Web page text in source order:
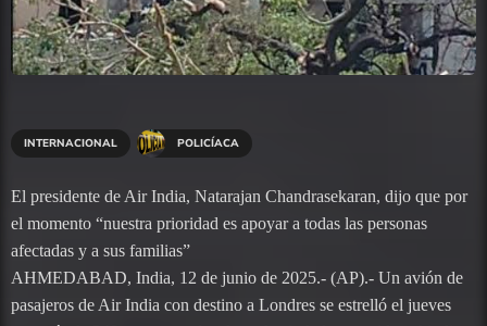
INTERNACIONAL POLICÍACA
El presidente de Air India, Natarajan Chandrasekaran, dijo que por
el momento “nuestra prioridad es apoyar a todas las personas
afectadas y a sus familias”
AHMEDABAD, India, 12 de junio de 2025.- (AP).- Un avión de
pasajeros de Air India con destino a Londres se estrelló el jueves